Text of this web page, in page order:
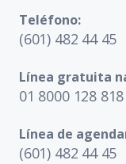
Teléfono:
(601) 482 44 45
Línea gratuita
01 8000 128 818
Línea de
(601) 482 44 45